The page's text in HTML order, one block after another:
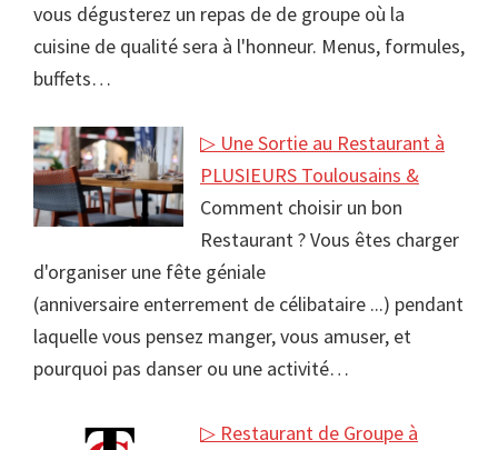
vous dégusterez un repas de de groupe où la
cuisine de qualité sera à l'honneur. Menus, formules,
buffets…
▷ Une Sortie au Restaurant à
PLUSIEURS Toulousains &
Comment choisir un bon
Restaurant ? Vous êtes charger
d'organiser une fête géniale
(anniversaire enterrement de célibataire ...) pendant
laquelle vous pensez manger, vous amuser, et
pourquoi pas danser ou une activité…
▷ Restaurant de Groupe à